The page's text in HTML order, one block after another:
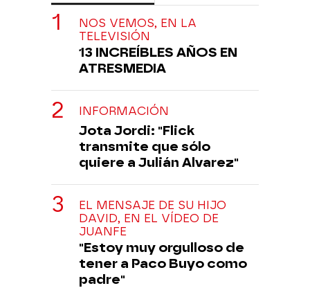
NOS VEMOS, EN LA
TELEVISIÓN
13 INCREÍBLES AÑOS EN
ATRESMEDIA
INFORMACIÓN
Jota Jordi: "Flick
transmite que sólo
quiere a Julián Alvarez"
EL MENSAJE DE SU HIJO
DAVID, EN EL VÍDEO DE
JUANFE
"Estoy muy orgulloso de
tener a Paco Buyo como
padre"